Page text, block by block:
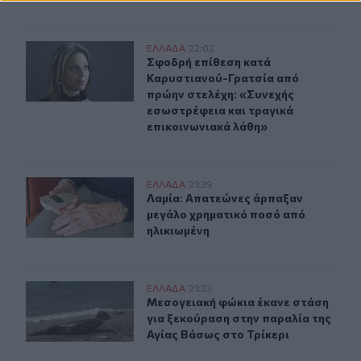
Σφοδρή επίθεση κατά Καρυστιανού-Γρατσία από
ΕΛΛAΔΑ 22:02
Σφοδρή επίθεση κατά
Σφοδρή επίθεση κατά
Καρυστιανού-Γρατσία από
πρώην στελέχη: «Συνεχής
εσωστρέφεια και τραγικά
επικοινωνιακά λάθη»
Λαμία: Απατεώνες άρπαξαν μεγάλο χρηματικό ποσό
ΕΛΛAΔΑ 21:39
Λαμία: Απατεώνες άρπαξαν μεγάλο
Λαμία: Απατεώνες άρπαξαν
μεγάλο χρηματικό ποσό από
ηλικιωμένη
Μεσογειακή φώκια έκανε στάση για ξεκούραση στην
ΕΛΛAΔΑ 21:33
Μεσογειακή φώκια έκανε στάση
Μεσογειακή φώκια έκανε στάση
για ξεκούραση στην παραλία της
Αγίας Βάσως στο Τρίκερι